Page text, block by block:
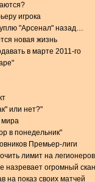
игрока
"Арсенал" назад…
новая жизнь
в марте 2011-го
или нет?"
мира
в понедельник"
Премьер-лиги
лимит на легионеров
назревает огромный
на показ своих матчей